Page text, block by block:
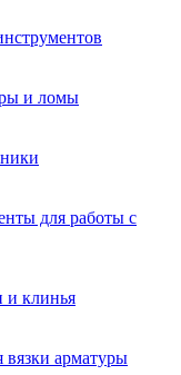
и ломы
для работы с
и клинья
арматуры